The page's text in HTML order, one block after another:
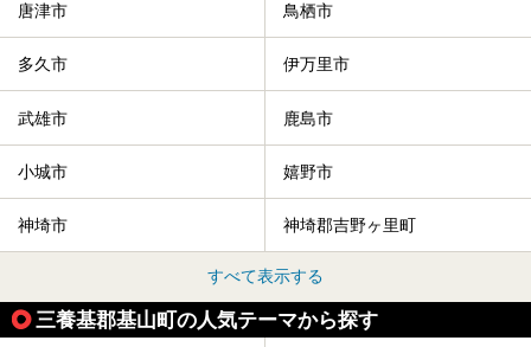
唐津市 鳥栖市
多久市 伊万里市
武雄市 鹿島市
小城市 嬉野市
神埼市 神埼郡吉野ヶ里町
すべて表示する
三養基郡基山町の人気テーマから探す